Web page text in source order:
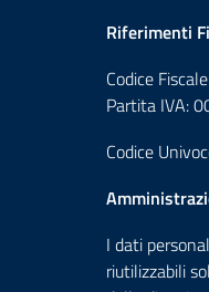
Riferimenti
Codice
Partita IVA:
Codice
I dati
riutilizzabili